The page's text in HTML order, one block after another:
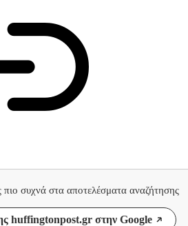
πιο συχνά στα αποτελέσματα αναζήτησης
huffingtonpost.gr στην Google